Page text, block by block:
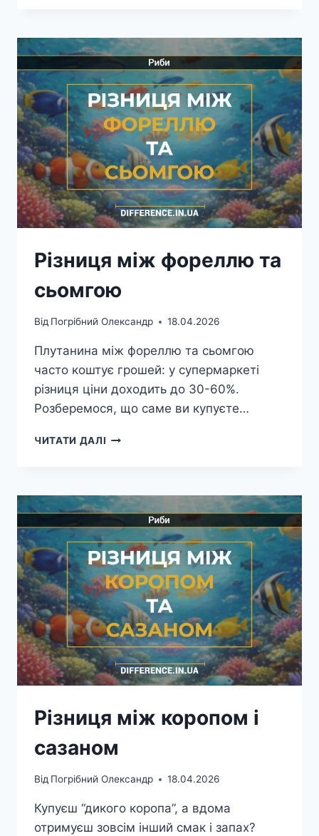
ПРУСАКАМИ
Різниця між фореллю та
сьомгою
Від Погрібний Олександр 18.04.2026
Плутанина між фореллю та сьомгою
часто коштує грошей: у супермаркеті
різниця ціни доходить до 30-60%.
Розберемося, що саме ви купуєте…
ЧИТАТИ ДАЛІ РІЗНИЦЯ
СЬОМГОЮ
Різниця між коропом і
сазаном
Від Погрібний Олександр 18.04.2026
Купуєш “дикого коропа”, а вдома
отримуєш зовсім інший смак і запах?